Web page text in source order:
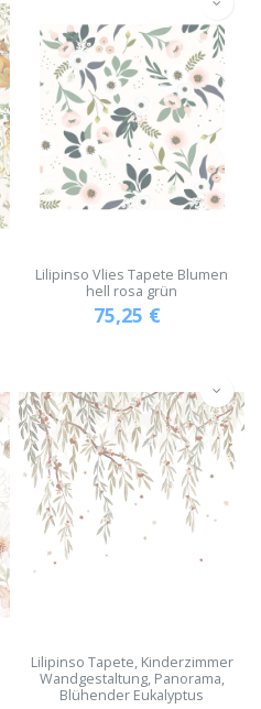
Lilipinso Vlies Tapete Blumen
hell rosa grün
75,25 €
Lilipinso Tapete, Kinderzimmer
Wandgestaltung, Panorama,
Blühender Eukalyptus